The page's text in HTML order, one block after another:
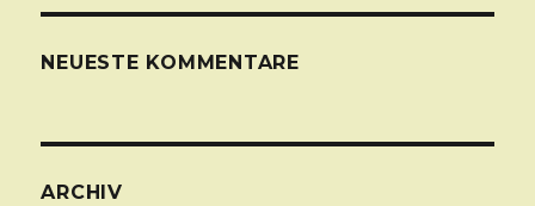
NEUESTE KOMMENTARE
ARCHIV